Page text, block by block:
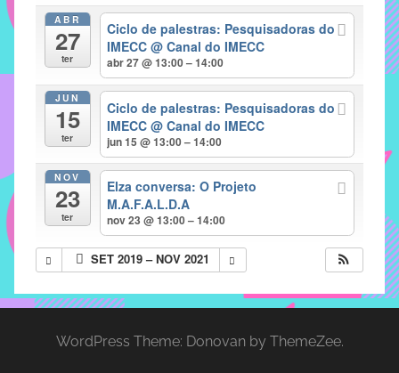
pacificadoras
problemas
verificados
instituto,
para
prevenção
ABR
27
ter
Ciclo de palestras: Pesquisadoras do
IMECC@ Canal do IMECC
abr 27 @ 13:00 – 14:00
JUN
15
ter
Ciclo de palestras: Pesquisadoras do
IMECC@ Canal do IMECC
jun 15 @ 13:00 – 14:00
NOV
23
ter
Elza conversa: O Projeto
M.A.F.A.L.D.A
nov 23 @ 13:00 – 14:00
SET 2019 – NOV 2021
WordPress Theme: Donovan by ThemeZee.